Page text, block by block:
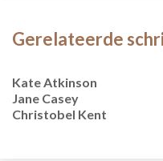
Gerelateerde
Kate Atkinson
Jane Casey
Christobel Kent